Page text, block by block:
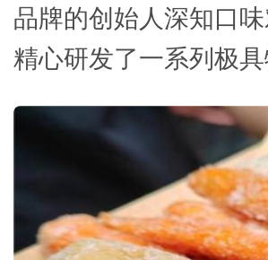
品牌的创始人深知口
精心研发了一系列极